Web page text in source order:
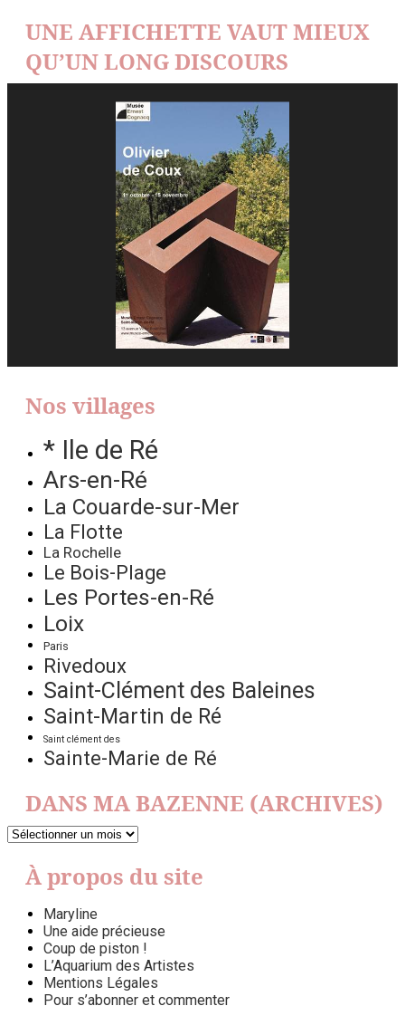
UNE AFFICHETTE VAUT MIEUX
QU’UN LONG DISCOURS
Nos villages
* Ile de Ré
Ars-en-Ré
La Couarde-sur-Mer
La Flotte
La Rochelle
Le Bois-Plage
Les Portes-en-Ré
Loix
Paris
Rivedoux
Saint-Clément des Baleines
Saint-Martin de Ré
Saint clément des
Sainte-Marie de Ré
DANS MA BAZENNE (ARCHIVES)
DANS
BAZENNE
(ARCHIVES)
À propos du site
Maryline
Une aide précieuse
Coup de piston !
L’Aquarium des Artistes
Mentions Légales
Pour s’abonner et commenter